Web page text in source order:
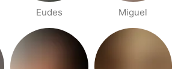
Eudes Miguel